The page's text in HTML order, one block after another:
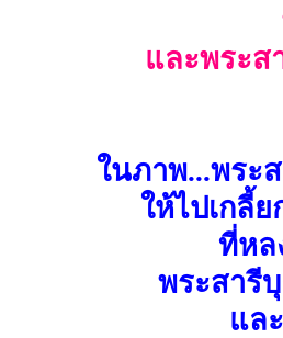
และพระ
ในภาพ...พระ
ให้ไปเกลี้
ที่หล
พระสารี
แล